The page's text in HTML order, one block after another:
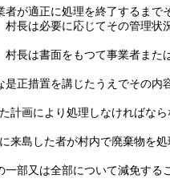
が適正に処理を終了するまで
長は必要に応じてその管理状
長は書面をもつて事業者ま
正措置を講じたうえでその内
計画により処理しなければなら
来島した者が村内で廃棄物を
部又は全部について減免する